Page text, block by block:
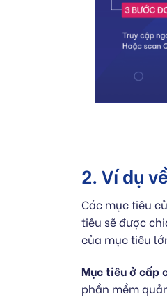
2. Ví dụ
Các mục tiêu
tiêu sẽ được
của mục tiêu
Mục tiêu ở cấp
phần mềm